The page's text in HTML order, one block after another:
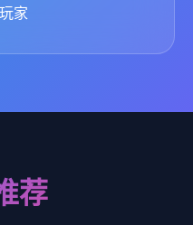
家
荐